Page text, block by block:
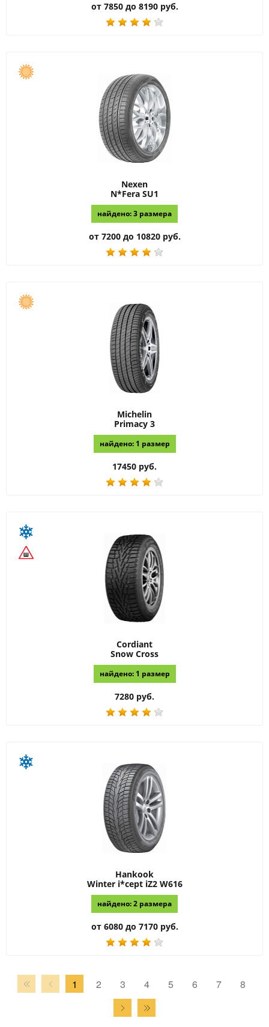
от 7850 до 8190 руб.
Nexen
N*Fera SU1
найдено: 3 размера
от 7200 до 10820 руб.
Michelin
Primacy 3
найдено: 1 размер
17450 руб.
Cordiant
Snow Cross
найдено: 1 размер
7280 руб.
Hankook
Winter i*cept iZ2 W616
найдено: 2 размера
от 6080 до 7170 руб.
1 2 3 4 5 6 7 8